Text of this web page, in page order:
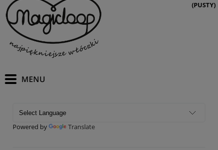
(PUSTY)
Powered by Translate